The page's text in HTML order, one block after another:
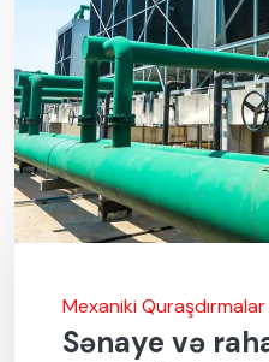
Mexaniki Quraşdırmalar
Sənaye və